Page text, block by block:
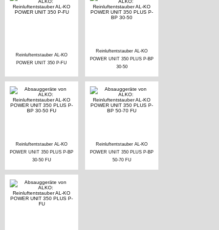
Reinluftentstauber AL-KO
POWER UNIT 350 P-FU
Reinluftentstauber AL-KO
POWER UNIT 350 PLUS P-BP
30-50
Reinluftentstauber AL-KO
POWER UNIT 350 PLUS P-BP
30-50 FU
Reinluftentstauber AL-KO
POWER UNIT 350 PLUS P-BP
50-70 FU